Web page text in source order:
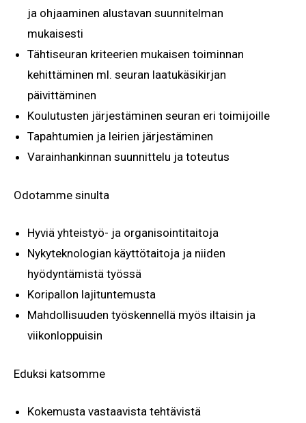
ja ohjaaminen alustavan suunnitelman
mukaisesti
Tähtiseuran kriteerien mukaisen toiminnan
kehittäminen ml. seuran laatukäsikirjan
päivittäminen
Koulutusten järjestäminen seuran eri toimijoille
Tapahtumien ja leirien järjestäminen
Varainhankinnan suunnittelu ja toteutus
Odotamme sinulta
Hyviä yhteistyö- ja organisointitaitoja
Nykyteknologian käyttötaitoja ja niiden
hyödyntämistä työssä
Koripallon lajituntemusta
Mahdollisuuden työskennellä myös iltaisin ja
viikonloppuisin
Eduksi katsomme
Kokemusta vastaavista tehtävistä